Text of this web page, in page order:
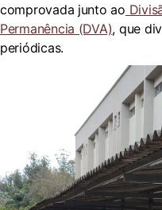
comprovada junto ao
Permanência (DVA), que
periódicas.